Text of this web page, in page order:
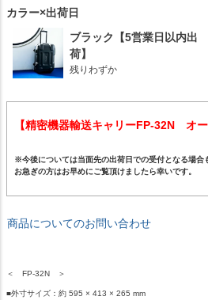
カラー×出荷日
ブラック【5営業日以内出
荷】
残りわずか
【精密機器輸送キャリーFP-32N オー
※今後については当面先の出荷日での受付となる場合
お急ぎの方はお早めにご覧頂けましたら幸いです。
商品についてのお問い合わせ
＜ FP-32N ＞
■外寸サイズ：約 595 × 413 × 265 mm